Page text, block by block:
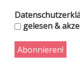
gelesen &